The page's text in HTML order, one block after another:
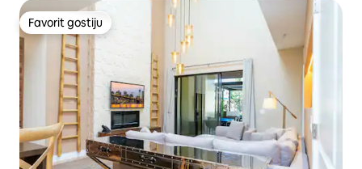
Favorit gostiju
Favorit gostiju